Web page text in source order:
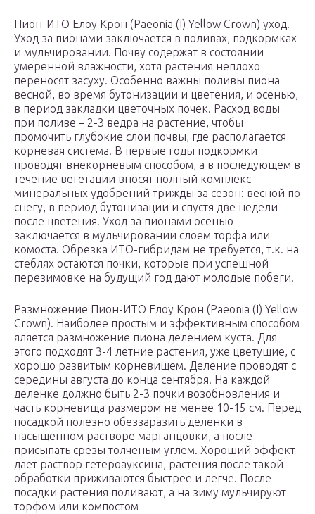
Пион-ИТО Елоу Крон (Paeonia (I) Yellow Crown) уход.
Уход за пионами заключается в поливах, подкормках
и мульчировании. Почву содержат в состоянии
умеренной влажности, хотя растения неплохо
переносят засуху. Особенно важны поливы пиона
весной, во время бутонизации и цветения, и осенью,
в период закладки цветочных почек. Расход воды
при поливе – 2-3 ведра на растение, чтобы
промочить глубокие слои почвы, где располагается
корневая система. В первые годы подкормки
проводят внекорневым способом, а в последующем в
течение вегетации вносят полный комплекс
минеральных удобрений трижды за сезон: весной по
снегу, в период бутонизации и спустя две недели
после цветения. Уход за пионами осенью
заключается в мульчировании слоем торфа или
комоста. Обрезка ИТО-гибридам не требуется, т.к. на
стеблях остаются почки, которые при успешной
перезимовке на будущий год дают молодые побеги.
Размножение Пион-ИТО Елоу Крон (Paeonia (I) Yellow
Crown). Наиболее простым и эффективным способом
яляется размножение пиона делением куста. Для
этого подходят 3-4 летние растения, уже цветущие, с
хорошо развитым корневищем. Деление проводят с
середины августа до конца сентября. На каждой
деленке должно быть 2-3 почки возобновления и
часть корневища размером не менее 10-15 см. Перед
посадкой полезно обеззаразить деленки в
насыщенном растворе марганцовки, а после
присыпать срезы толченым углем. Хороший эффект
дает раствор гетероауксина, растения после такой
обработки приживаются быстрее и легче. После
посадки растения поливают, а на зиму мульчируют
торфом или компостом